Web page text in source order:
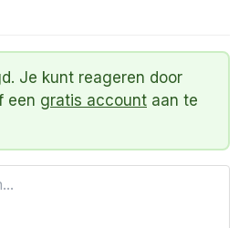
Je kunt reageren door
een gratis account aan te